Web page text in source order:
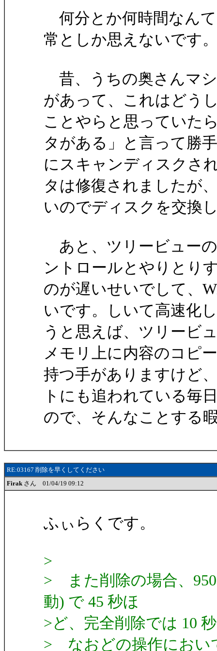
何分とか何時間なん
常としか思えないです
昔、うちの奥さんマ
があって、これはどう
ことやらと思っていた
タがある」と言って勝手
にスキャンディスクさ
タは修復されましたが
いのでディスクを交換
あと、ツリービュー
ントロールとやりとり
のが遅いせいでして、
いです。しいて高速化
うと思えば、ツリービ
メモリ上に内容のコピ
持つ手がありますけど
トにも追われている毎
ので、そんなことする
RE:03167 削除を早くしてください
Firak さん 01/04/19 09:12
ふぃらくです。
>
> また削除の場合、
動) で 45 秒ほ
>ど、完全削除では 10
> なおどの操作におい